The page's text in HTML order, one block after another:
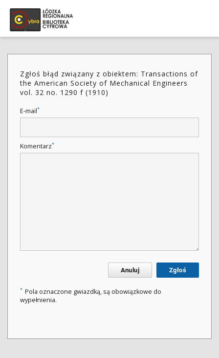
Zgłoś błąd związany z obiektem: Transactions of
the American Society of Mechanical Engineers
vol. 32 no. 1290 f (1910)
E-mail*
Komentarz*
Anuluj Zgłoś
* Pola oznaczone gwiazdką, są obowiązkowe do
wypełnienia.